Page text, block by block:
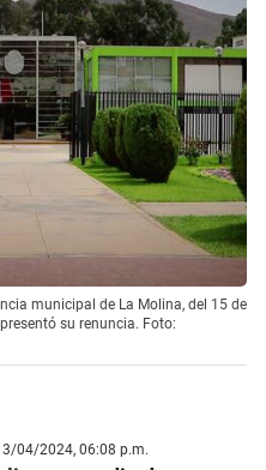
municipal de La Molina, del 15 de
su renuncia. Foto:
04/2024, 06:08 p.m.